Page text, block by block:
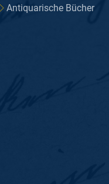
Antiquarische Bücher